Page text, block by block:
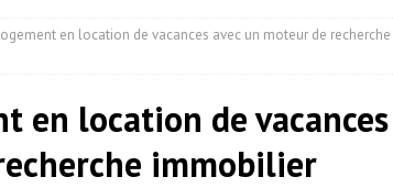
en location de vacances avec un moteur de recherche
en location de vacances
immobilier